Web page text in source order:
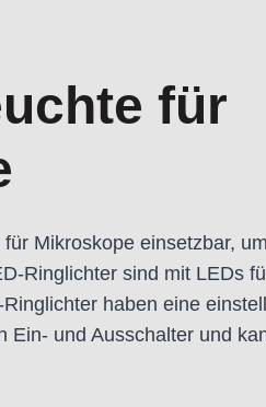
für
Mikroskope einsetzbar,
Ringlichter sind mit LEDs
haben eine
Ein- und Ausschalter und